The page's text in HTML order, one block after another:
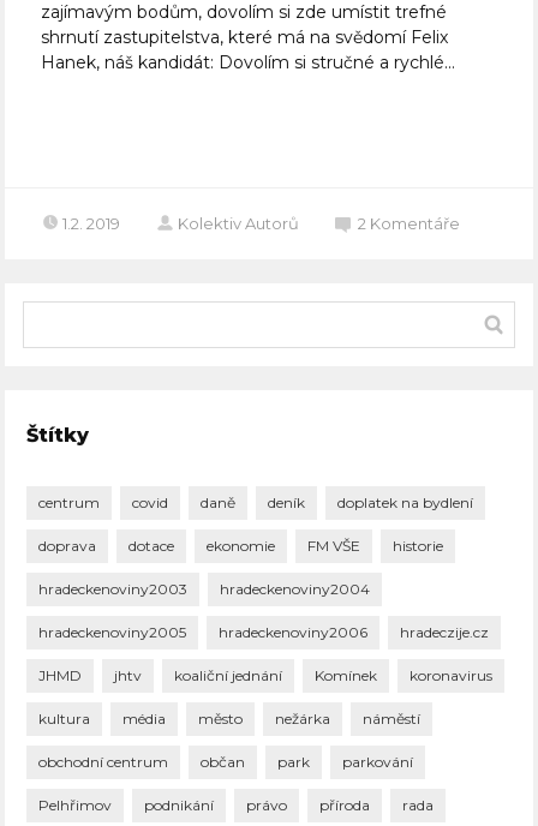
zajímavým bodům, dovolím si zde umístit trefné
shrnutí zastupitelstva, které má na svědomí Felix
Hanek, náš kandidát: Dovolím si stručné a rychlé...
1.2. 2019 Kolektiv Autorů 2 Komentáře
Štítky
centrum covid daně deník doplatek na bydlení
doprava dotace ekonomie FM VŠE historie
hradeckenoviny2003 hradeckenoviny2004
hradeckenoviny2005 hradeckenoviny2006 hradeczije.cz
JHMD jhtv koaliční jednání Komínek koronavirus
kultura média město nežárka náměstí
obchodní centrum občan park parkování
Pelhřimov podnikání právo příroda rada